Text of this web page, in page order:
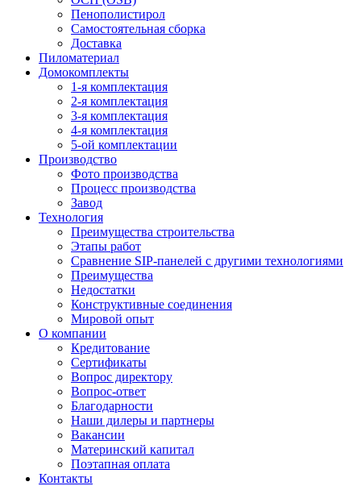
Пенополистирол
Самостоятельная сборка
Доставка
Пиломатериал
Домокомплекты
1-я комплектация
2-я комплектация
3-я комплектация
4-я комплектация
5-ой комплектации
Производство
Фото производства
Процесс производства
Завод
Технология
Преимущества строительства
Этапы работ
Сравнение SIP-панелей с другими технологиями
Преимущества
Недостатки
Конструктивные соединения
Мировой опыт
О компании
Кредитование
Сертификаты
Вопрос директору
Вопрос-ответ
Благодарности
Наши дилеры и партнеры
Вакансии
Материнский капитал
Поэтапная оплата
Контакты